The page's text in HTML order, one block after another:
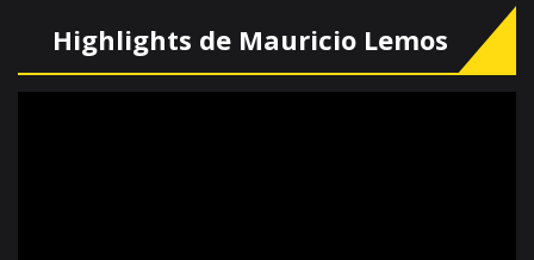
Highlights de Mauricio Lemos